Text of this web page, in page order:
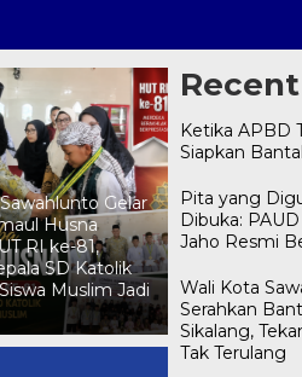
Gelar
Husna
RI ke-81,
SD Katolik
Muslim Jadi
Tekankan
Ilmu, Akhlak,
Speaking
Ketika APBD
Siapkan
Pita yang
Dibuka:
Jaho Resmi
Wali Kota
Serahkan
Sikalang,
Tak Terulang